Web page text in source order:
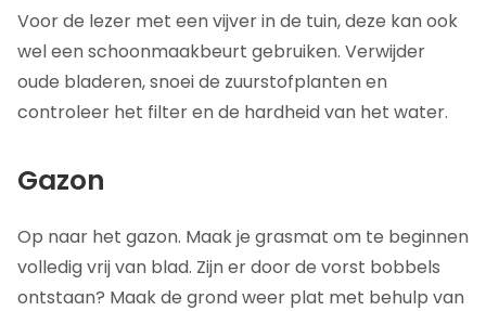
Voor de lezer met een vijver in de tuin, deze kan ook
wel een schoonmaakbeurt gebruiken. Verwijder
oude bladeren, snoei de zuurstofplanten en
controleer het filter en de hardheid van het water.
Gazon
Op naar het gazon. Maak je grasmat om te beginnen
volledig vrij van blad. Zijn er door de vorst bobbels
ontstaan? Maak de grond weer plat met behulp van